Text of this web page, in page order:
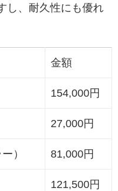
し、耐久性にも優れ
金額
154,000円
27,000円
） 81,000円
121,500円